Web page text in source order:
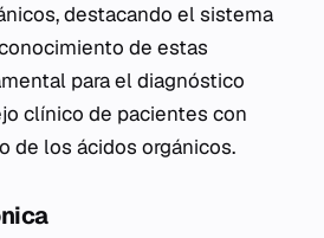
destacando el sistema
de estas
para el diagnóstico
clínico de pacientes con
de los ácidos orgánicos.